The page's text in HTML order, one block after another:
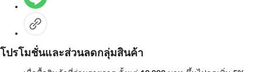
โปรโมชั่นและส่วนลดกลุ่มสินค้า